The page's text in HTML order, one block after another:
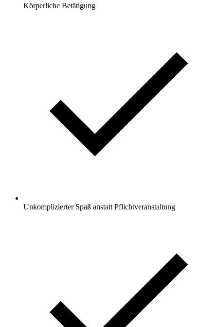
Körperliche Betätigung
Unkomplizierter Spaß anstatt Pflichtveranstaltung